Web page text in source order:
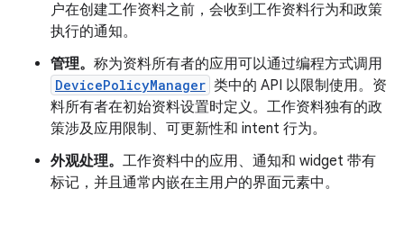
户在创建工作资料之前，会收到工作资料行为和政策
执行的通知。
管理。 称为资料所有者的应用可以通过编程方式调用
DevicePolicyManager 类中的 API 以限制使用。 资
料所有者在初始资料设置时定义。工作资料独有的政
策涉及应用限制、可更新性和 intent 行为。
外观处理。 工作资料中的应用、通知和 widget 带有
标记，并且通常内嵌在主用户的界面元素中。